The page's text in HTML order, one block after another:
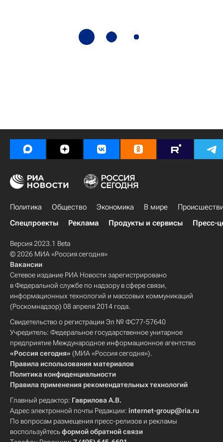
Политика Общество Экономика В мире
Спецпроекты
Реклама Продукты и сервисы Пресс-
Версия 2023.1 Beta
© 2026 МИА «Россия сегодня»
Вакансии
Сетевое издание РИА Новости зарегистрировано
в Федеральной службе по надзору в сфере связи,
информационных технологий и массовых коммуникаций
(Роскомнадзор) 08 апреля 2014 года.
Свидетельство о регистрации Эл № ФС77-57640
Учредитель: Федеральное государственное унитарное
предприятие Международное информационное агентство
«Россия сегодня» (МИА «Россия сегодня»).
Правила использования материалов
Политика конфиденциальности
Правила применения рекомендательных технологий
Главный редактор: Гаврилова А.В.
Адрес электронной почты Редакции: internet-group@ria.ru
По вопросам размещения пресс-релизов и рекламы
воспользуйтесьформой обратной связи